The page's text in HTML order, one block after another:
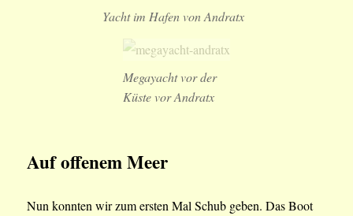
Yacht im Hafen von Andratx
Megayacht vor der
Küste vor Andratx
Auf offenem Meer
Nun konnten wir zum ersten Mal Schub geben. Das Boot